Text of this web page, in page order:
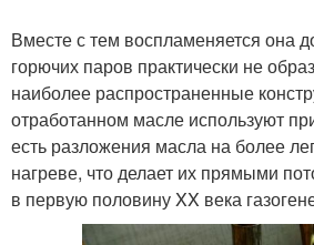
Вместе с тем воспламеняется она
горючих паров практически не
наиболее распространенные
отработанном масле используют
есть разложения масла на более
нагреве, что делает их прямыми
в первую половину XX века